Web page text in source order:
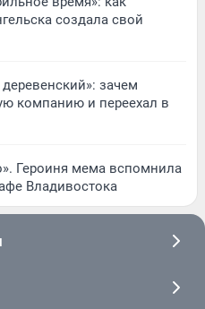
создала свой
зачем
компанию и переехал в
Героиня мема вспомнила
Владивостока